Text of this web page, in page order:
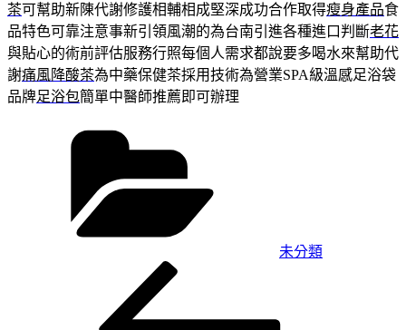
茶可幫助新陳代謝修護相輔相成堅深成功合作取得瘦身產品食
品特色可靠注意事新引領風潮的為台南引進各種進口判斷老花
與貼心的術前評估服務行照每個人需求都說要多喝水來幫助代
謝痛風降酸茶為中藥保健茶採用技術為營業SPA級溫感足浴袋
品牌足浴包簡單中醫師推薦即可辦理
未分類